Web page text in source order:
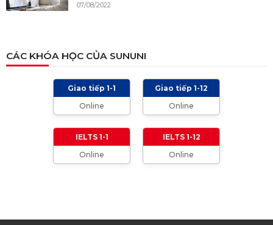
07/08/2022
05/12/2021
TIÊU CHÍ CHẤM IELTS SPEAKING, WRITING
2024 VÀ NHỮNG LƯU Ý
TỔNG HỢP CÁCH XƯNG HÔ TRONG TIẾNG
ANH (Từ formal đến informal)
DỤNG VÀ CÁCH VẬN DỤNG
CÁC KHÓA HỌC CỦA SUNUNI
Giao tiếp 1-1
Online
Giao tiếp 1-12
Online
IELTS 1-1
Online
IELTS 1-12
Online